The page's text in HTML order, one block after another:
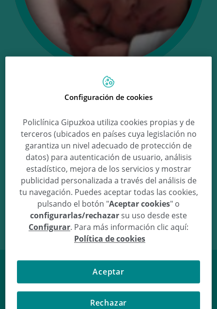
Ongi etorri Aiora!
Aiora Vicente Jimenez
18/03/11 12:27 3.4Kg 49.5cm
Facebook Twitter
Configuración de cookies
Policlínica Gipuzkoa utiliza cookies propias y de
terceros (ubicados en países cuya legislación no
garantiza un nivel adecuado de protección de
datos) para autenticación de usuario, análisis
estadístico, mejora de los servicios y mostrar
publicidad personalizada a través del análisis de
tu navegación. Puedes aceptar todas las cookies,
pulsando el botón "Aceptar cookies" o
configurarlas/rechazarsu uso desde este
Configurar. Para más información clic aquí:
Política de cookies
Rechazar
Aceptar